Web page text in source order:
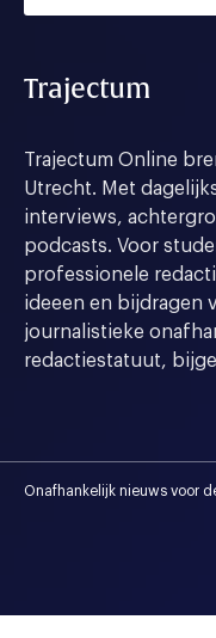
Trajectum
Trajectum Online
Utrecht. Met
interviews,
podcasts. Voor
professionele
ideeen en bijdragen
journalistieke
redactiestatuut,
Onafhankelijk nieuws voor